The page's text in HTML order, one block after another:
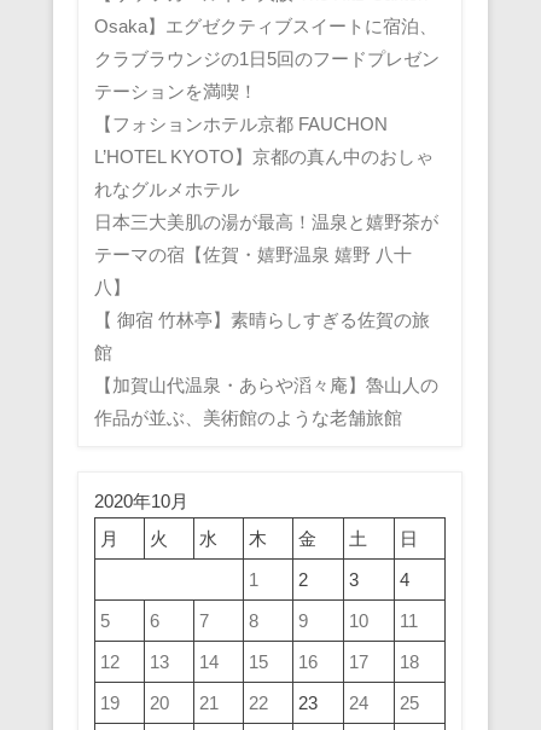
Osaka】エグゼクティブスイートに宿泊、
クラブラウンジの1日5回のフードプレゼン
テーションを満喫！
【フォションホテル京都 FAUCHON
L’HOTEL KYOTO】京都の真ん中のおしゃ
れなグルメホテル
日本三大美肌の湯が最高！温泉と嬉野茶が
テーマの宿【佐賀・嬉野温泉 嬉野 八十
八】
【 御宿 竹林亭】素晴らしすぎる佐賀の旅
館
【加賀山代温泉・あらや滔々庵】魯山人の
作品が並ぶ、美術館のような老舗旅館
2020年10月
月
火 水 木 金 土
日
1
2 3
4
5
6 7 8 9 10
11
12
13 14 15 16 17
18
19
20 21 22 23 24
25